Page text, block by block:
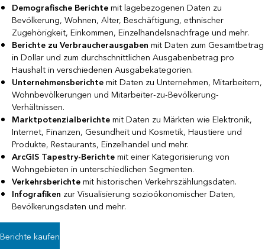
Demografische Berichtemit lagebezogenen Daten zu
Bevölkerung, Wohnen, Alter, Beschäftigung, ethnischer
Zugehörigkeit, Einkommen, Einzelhandelsnachfrage und mehr.
Berichte zu Verbraucherausgaben mit Daten zum Gesamtbetrag
in Dollar und zum durchschnittlichen Ausgabenbetrag pro
Haushalt in verschiedenen Ausgabekategorien.
Unternehmensberichtemit Daten zu Unternehmen, Mitarbeitern,
Wohnbevölkerungen und Mitarbeiter-zu-Bevölkerung-
Verhältnissen.
Marktpotenzialberichtemit Daten zu Märkten wie Elektronik,
Internet, Finanzen, Gesundheit und Kosmetik, Haustiere und
Produkte, Restaurants, Einzelhandel und mehr.
ArcGIS Tapestry-Berichtemit einer Kategorisierung von
Wohngebieten in unterschiedlichen Segmenten.
Verkehrsberichtemit historischen Verkehrszählungsdaten.
Infografiken zur Visualisierung sozioökonomischer Daten,
Bevölkerungsdaten und mehr.
Berichte kaufen